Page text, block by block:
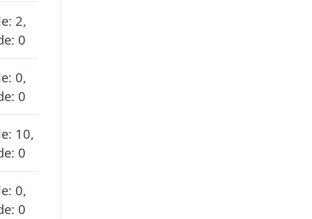
2,
0
0,
0
10,
0
0,
0